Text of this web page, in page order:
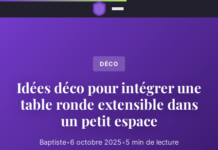
DÉCO
Idées déco pour intégrer une
table ronde extensible dans
un petit espace
Baptiste•6 octobre 2025•5 min de lecture